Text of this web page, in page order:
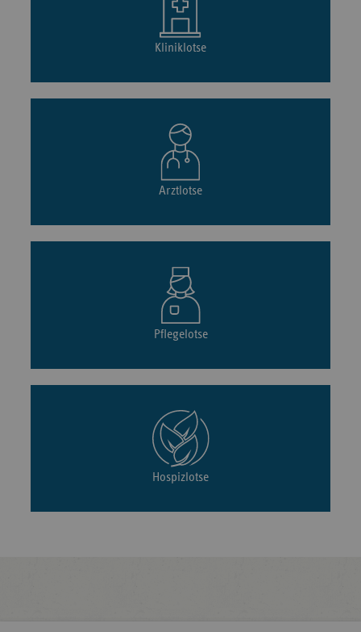
Kliniklotse
Arztlotse
Pflegelotse
Hospizlotse